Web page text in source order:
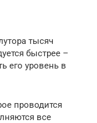
тысяч
быстрее –
его уровень в
проводится
все